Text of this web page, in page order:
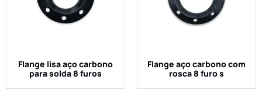
Flange lisa aço carbono
para solda 8 furos
Flange aço carbono com
rosca 8 furo s